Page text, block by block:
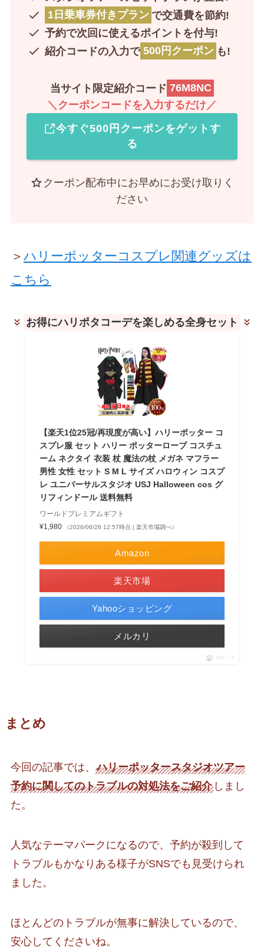
1日乗車券付きプラン で交通費を節約!
予約で次回に使えるポイントを付与!
紹介コードの入力で 500円クーポン も!
当サイト限定紹介コード 76M8NC
＼クーポンコードを入力するだけ／
今すぐ500円クーポンをゲットす
る
クーポン配布中にお早めにお受け取りく
ださい
＞ ハリーポッターコスプレ関連グッズは
こちら
お得にハリポタコーデを楽しめる全身セット
【楽天1位25冠/再現度が高い】ハリーポッター コ
スプレ服 セット ハリー ポッターローブ コスチュ
ーム ネクタイ 衣装 杖 魔法の杖 メガネ マフラー
男性 女性 セット S M L サイズ ハロウィン コスプ
レ ユニバーサルスタジオ USJ Halloween cos グ
リフィンドール 送料無料
ワールドプレミアムギフト
¥1,980
（2026/06/26 12:57時点 | 楽天市場調べ）
Amazon
楽天市場
Yahooショッピング
メルカリ
ポチップ
まとめ
今回の記事では、 ハリーポッタースタジオツアー
予約に関してのトラブルの対処法をご紹介しまし
た。
人気なテーマパークになるので、予約が殺到して
トラブルもかなりある様子がSNSでも見受けられ
ました。
ほとんどのトラブルが無事に解決しているので、
安心してくださいね。